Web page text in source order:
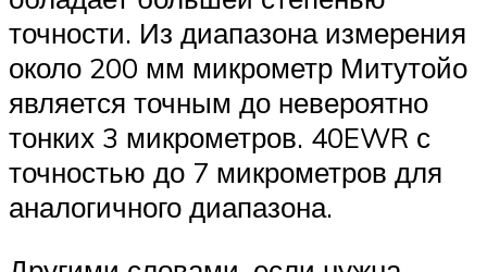
точности. Из диапазона измерения
около 200 мм микрометр Митутойо
является точным до невероятно
тонких 3 микрометров. 40EWR с
точностью до 7 микрометров для
аналогичного диапазона.